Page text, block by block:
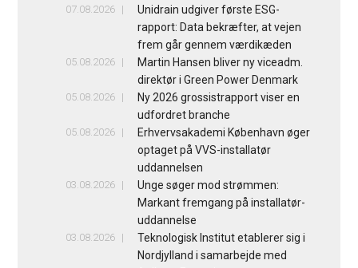
07.08.2026
Unidrain udgiver første ESG-
rapport: Data bekræfter, at vejen
frem går gennem værdikæden
05.08.2026
Martin Hansen bliver ny viceadm.
direktør i Green Power Denmark
05.08.2026
Ny 2026 grossistrapport viser en
udfordret branche
05.08.2026
Erhvervsakademi København øger
optaget på VVS-installatør
uddannelsen
03.08.2026
Unge søger mod strømmen:
Markant fremgang på installatør-
uddannelse
03.08.2026
Teknologisk Institut etablerer sig i
Nordjylland i samarbejde med